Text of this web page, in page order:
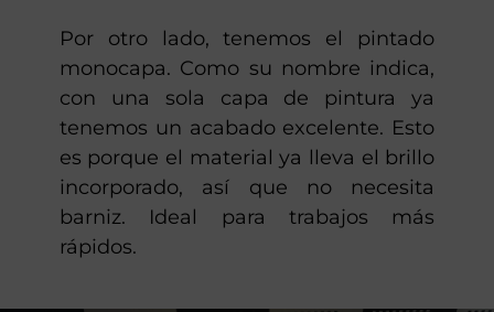
Por otro lado, tenemos el pintado
monocapa. Como su nombre indica,
con una sola capa de pintura ya
tenemos un acabado excelente. Esto
es porque el material ya lleva el brillo
incorporado, así que no necesita
barniz. Ideal para trabajos más
rápidos.